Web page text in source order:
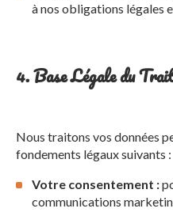
à nos obligations légales
4. Base Légale du
Nous traitons vos données
fondements légaux suivants :
Votre consentement :
communications